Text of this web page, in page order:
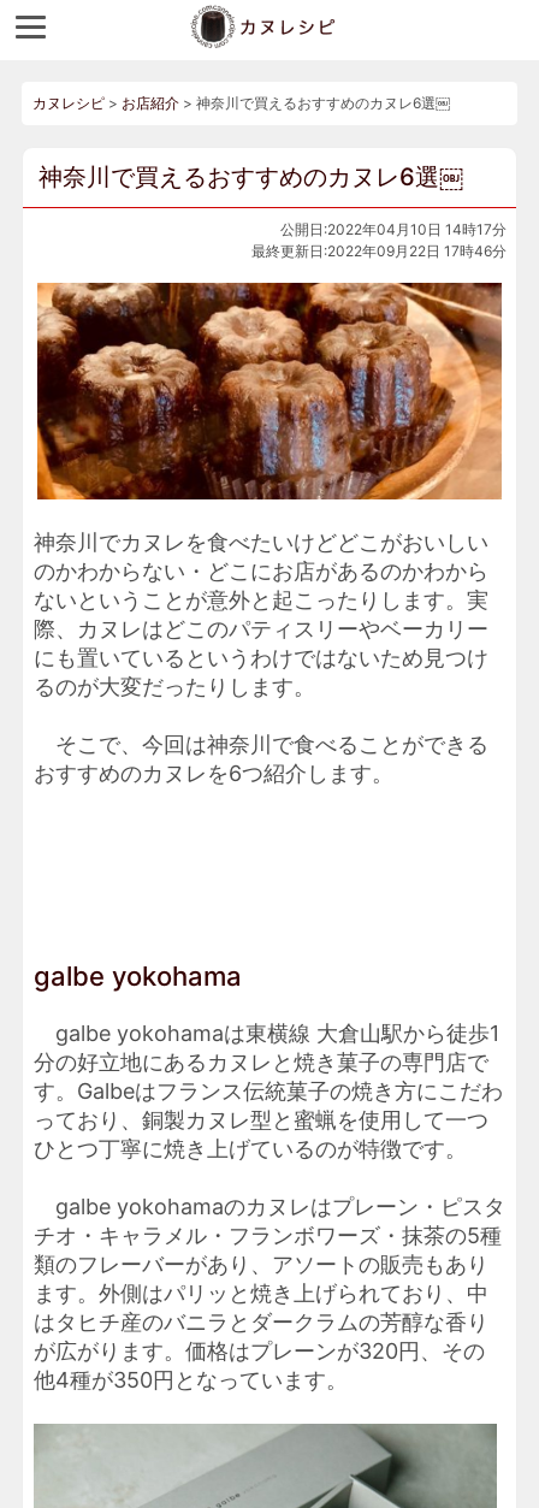
カヌレシピ> お店紹介> 神奈川で買えるおすすめのカヌレ6選￼
神奈川で買えるおすすめのカヌレ6選￼
公開日:2022年04月10日 14時17分
最終更新日:2022年09月22日 17時46分
神奈川でカヌレを食べたいけどどこがおいしい
のかわからない・どこにお店があるのかわから
ないということが意外と起こったりします。実
際、カヌレはどこのパティスリーやベーカリー
にも置いているというわけではないため見つけ
るのが大変だったりします。
そこで、今回は神奈川で食べることができる
おすすめのカヌレを6つ紹介します。
galbe yokohama
galbe yokohamaは東横線 大倉山駅から徒歩1
分の好立地にあるカヌレと焼き菓子の専門店で
す。Galbeはフランス伝統菓子の焼き方にこだわ
っており、銅製カヌレ型と蜜蝋を使用して一つ
ひとつ丁寧に焼き上げているのが特徴です。
galbe yokohamaのカヌレはプレーン・ピスタ
チオ・キャラメル・フランボワーズ・抹茶の5種
類のフレーバーがあり、アソートの販売もあり
ます。外側はパリッと焼き上げられており、中
はタヒチ産のバニラとダークラムの芳醇な香り
が広がります。価格はプレーンが320円、その
他4種が350円となっています。